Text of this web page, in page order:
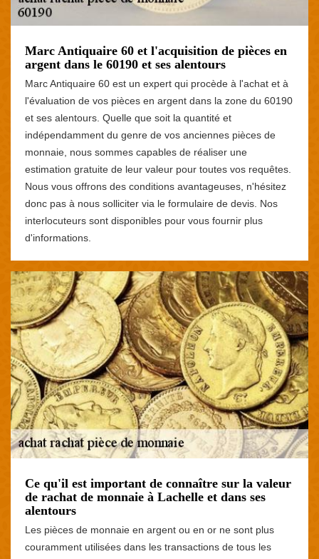
Marc Antiquaire 60 et l'acquisition de pièces en
argent dans le 60190 et ses alentours
Marc Antiquaire 60 est un expert qui procède à l'achat et à
l'évaluation de vos pièces en argent dans la zone du 60190
et ses alentours. Quelle que soit la quantité et
indépendamment du genre de vos anciennes pièces de
monnaie, nous sommes capables de réaliser une
estimation gratuite de leur valeur pour toutes vos requêtes.
Nous vous offrons des conditions avantageuses, n'hésitez
donc pas à nous solliciter via le formulaire de devis. Nos
interlocuteurs sont disponibles pour vous fournir plus
d'informations.
Ce qu'il est important de connaître sur la valeur
de rachat de monnaie à Lachelle et dans ses
alentours
Les pièces de monnaie en argent ou en or ne sont plus
couramment utilisées dans les transactions de tous les